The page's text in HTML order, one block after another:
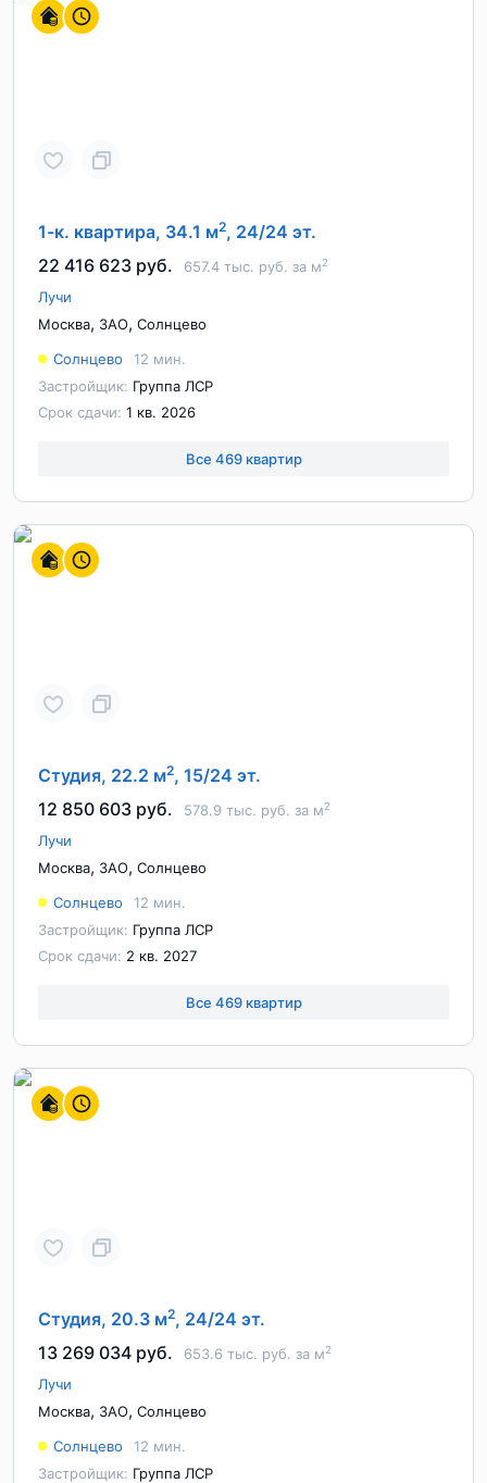
1-к. квартира, 34.1 м2, 24/24 эт.
22 416 623 руб.
657.4 тыс. руб. за м2
Лучи
Москва, ЗАО, Солнцево
Солнцево
12 мин.
Застройщик: Группа ЛСР
Срок сдачи: 1 кв. 2026
Все 469 квартир
Студия, 22.2 м2, 15/24 эт.
12 850 603 руб.
578.9 тыс. руб. за м2
Лучи
Москва, ЗАО, Солнцево
Солнцево
12 мин.
Застройщик: Группа ЛСР
Срок сдачи: 2 кв. 2027
Все 469 квартир
Студия, 20.3 м2, 24/24 эт.
13 269 034 руб.
653.6 тыс. руб. за м2
Лучи
Москва, ЗАО, Солнцево
Солнцево
12 мин.
Застройщик: Группа ЛСР